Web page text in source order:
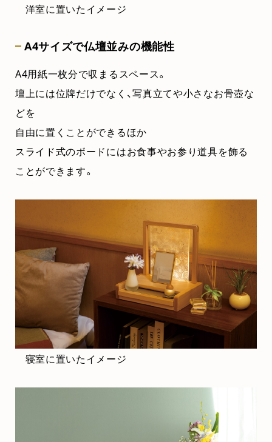
洋室に置いたイメージ
A4サイズで仏壇並みの機能性
A4用紙一枚分で収まるスペース。
壇上には位牌だけでなく、写真立てや小さなお骨壺な
どを
自由に置くことができるほか
スライド式のボードにはお食事やお参り道具を飾る
ことができます。
寝室に置いたイメージ